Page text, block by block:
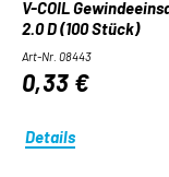
V-COIL
2.0 D (100 Stück)
Art-Nr. 08443
0,33 €
Details